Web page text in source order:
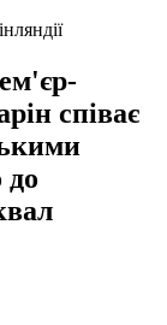
співає
до